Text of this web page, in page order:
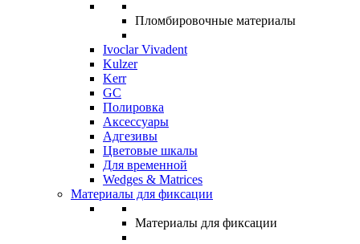
Пломбировочные материалы
Ivoclar Vivadent
Kulzer
Kerr
GC
Полировка
Аксессуары
Адгезивы
Цветовые шкалы
Для временной
Wedges & Matrices
Материалы для фиксации
Материалы для фиксации